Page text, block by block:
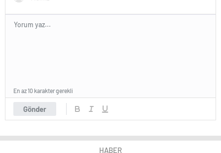
Gönder
En az 10 karakter gerekli
HABER